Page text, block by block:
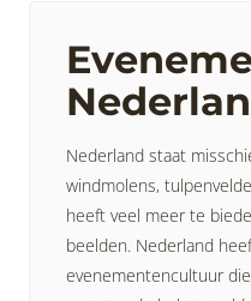
Nederland staat
windmolens,
heeft veel meer te
beelden. Nederland
evenementencultuur